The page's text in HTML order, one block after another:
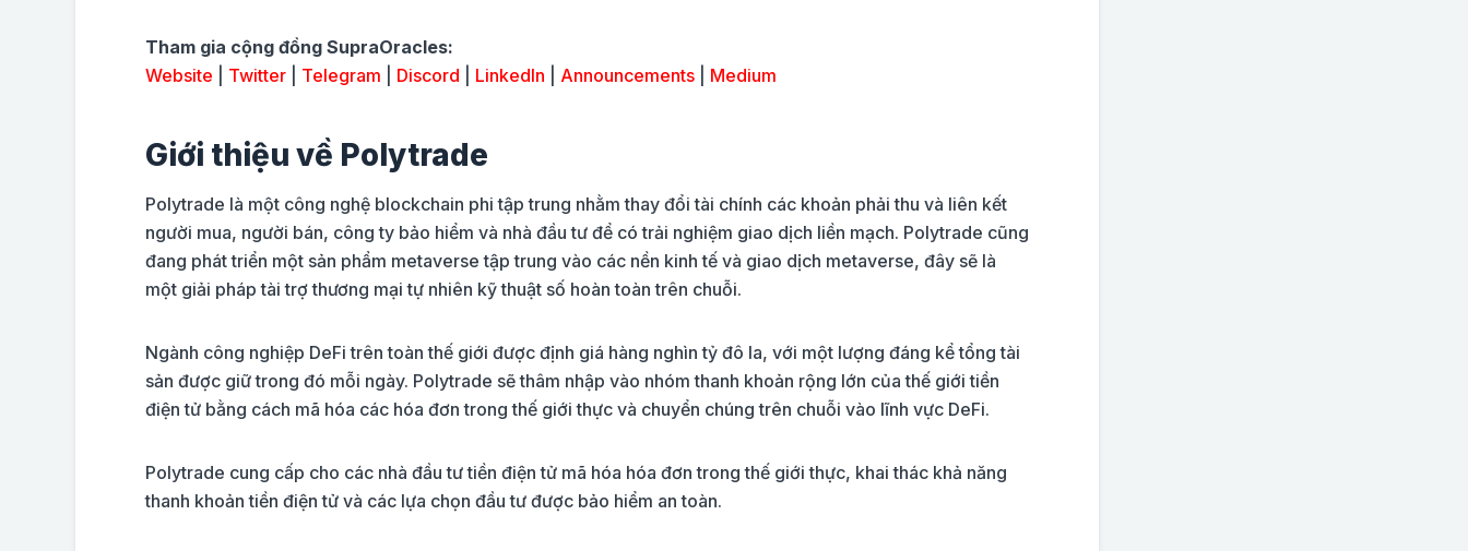
Tham gia cộng đồng SupraOracles:
Website
Twitter Telegram Discord LinkedIn Announcements Medium
Giới thiệu về Polytrade
Polytrade là một công nghệ blockchain phi tập trung nhằm thay đổi tài chính các khoản phải thu và liên kết
người mua, người bán, công ty bảo hiểm và nhà đầu tư để có trải nghiệm giao dịch liền mạch. Polytrade cũng
đang phát triển một sản phẩm metaverse tập trung vào các nền kinh tế và giao dịch metaverse, đây sẽ là
một giải pháp tài trợ thương mại tự nhiên kỹ thuật số hoàn toàn trên chuỗi.
Ngành công nghiệp DeFi trên toàn thế giới được định giá hàng nghìn tỷ đô la, với một lượng đáng kể tổng tài
sản được giữ trong đó mỗi ngày. Polytrade sẽ thâm nhập vào nhóm thanh khoản rộng lớn của thế giới tiền
điện tử bằng cách mã hóa các hóa đơn trong thế giới thực và chuyển chúng trên chuỗi vào lĩnh vực DeFi.
Polytrade cung cấp cho các nhà đầu tư tiền điện tử mã hóa hóa đơn trong thế giới thực, khai thác khả năng
thanh khoản tiền điện tử và các lựa chọn đầu tư được bảo hiểm an toàn.